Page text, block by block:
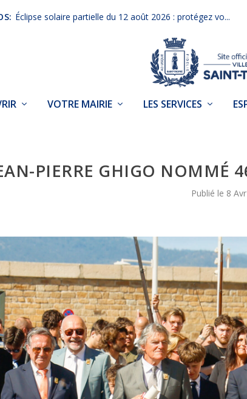
Éclipse solaire partielle du 12 août 2026 : protégez vo...
VOTRE MAIRIE LES SERVICES
PIERRE GHIGO NOMMÉ
8